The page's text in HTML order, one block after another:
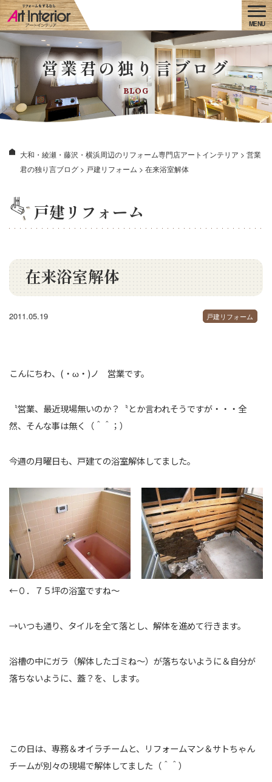
営業君の独り言ブログ
BLOG
大和・綾瀬・藤沢・横浜周辺のリフォーム専門店アートインテリア > 営業
君の独り言ブログ > 戸建リフォーム > 在来浴室解体
戸建リフォーム
在来浴室解体
2011.05.19 戸建リフォーム
こんにちわ、(・ω・)ノ 営業です。
〝営業、最近現場無いのか？〝とか言われそうですが・・・全
然、そんな事は無く（＾＾；）
今週の月曜日も、戸建ての浴室解体してました。
←０．７５坪の浴室ですね～
→いつも通り、タイルを全て落とし、解体を進めて行きます。
浴槽の中にガラ（解体したゴミね～）が落ちないように＆自分が
落ちないように、蓋？を、します。
この日は、専務＆オイラチームと、リフォームマン＆サトちゃん
チームが別々の現場で解体してました（＾＾）